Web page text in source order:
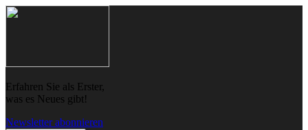
Skip
Skip
Erfahren Sie als Erster,
was es Neues gibt!
Newsletter abonnieren